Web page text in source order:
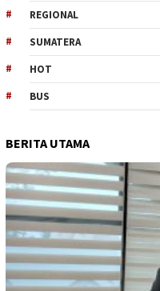
REGIONAL
SUMATERA
HOT
BUS
BERITA UTAMA